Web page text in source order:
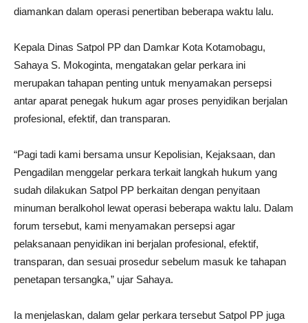
diamankan dalam operasi penertiban beberapa waktu lalu.
Kepala Dinas Satpol PP dan Damkar Kota Kotamobagu,
Sahaya S. Mokoginta, mengatakan gelar perkara ini
merupakan tahapan penting untuk menyamakan persepsi
antar aparat penegak hukum agar proses penyidikan berjalan
profesional, efektif, dan transparan.
“Pagi tadi kami bersama unsur Kepolisian, Kejaksaan, dan
Pengadilan menggelar perkara terkait langkah hukum yang
sudah dilakukan Satpol PP berkaitan dengan penyitaan
minuman beralkohol lewat operasi beberapa waktu lalu. Dalam
forum tersebut, kami menyamakan persepsi agar
pelaksanaan penyidikan ini berjalan profesional, efektif,
transparan, dan sesuai prosedur sebelum masuk ke tahapan
penetapan tersangka,” ujar Sahaya.
Ia menjelaskan, dalam gelar perkara tersebut Satpol PP juga